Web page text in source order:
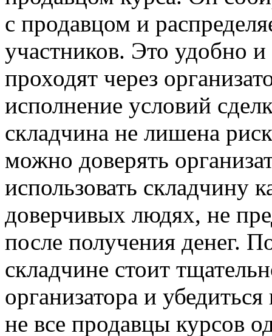
с продавцом и
участников. Это удобно и
проходят через
исполнение условий
складчина не лишена
можно доверять
использовать складчину
доверчивых людях, не
после получения денег.
складчине стоит
организатора и
не все продавцы курсов